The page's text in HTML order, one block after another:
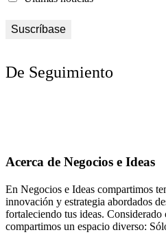
De Seguimiento
Acerca de Negocios e Ideas
En Negocios e Ideas compartimos
innovación y estrategia abordados
fortaleciendo tus ideas.
compartimos un espacio diverso: